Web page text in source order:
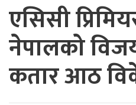
एसिसी
नेपालको
कतार आठ